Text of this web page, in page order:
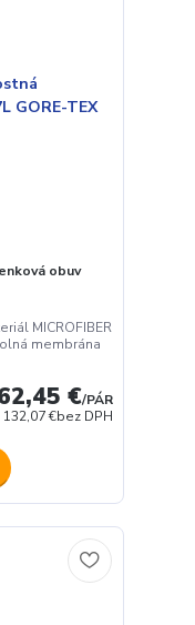
obuv
MICROFIBER
membrána
€/PÁR
132,07 €bez DPH